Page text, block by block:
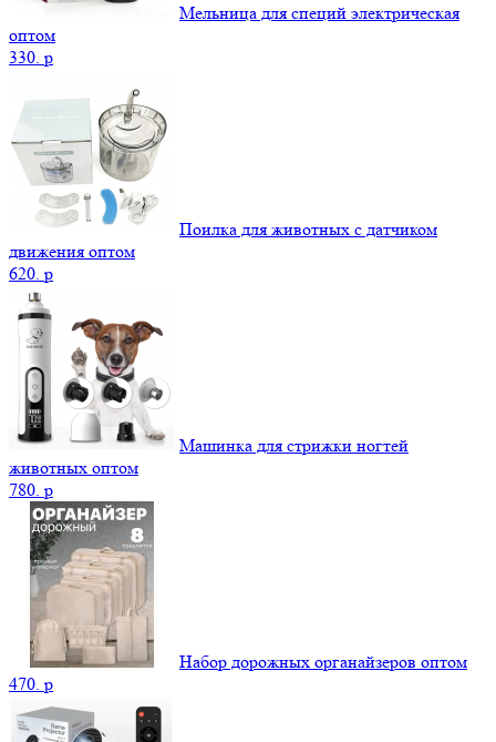
Мельница для специй электрическая
оптом
330. p
Поилка для животных с датчиком
движения оптом
620. p
Машинка для стрижки ногтей
животных оптом
780. p
Набор дорожных органайзеров оптом
470. p